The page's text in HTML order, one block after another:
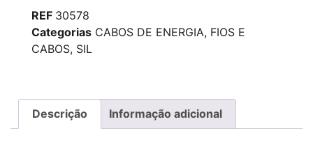
REF 30578
Categorias CABOS DE ENERGIA, FIOS E
CABOS, SIL
Descrição Informação adicional